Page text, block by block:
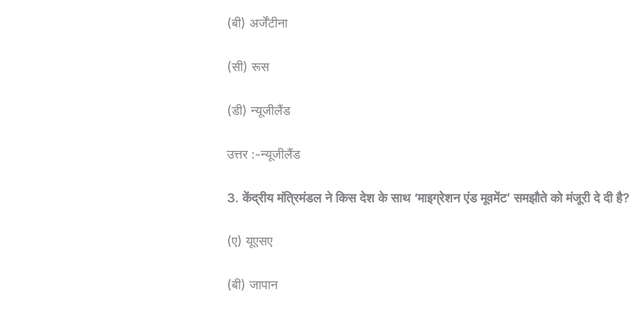
(बी) अर्जेंटीना
(सी) रूस
(डी) न्यूजीलैंड
उत्तर :-न्यूजीलैंड
3. केंद्रीय मंत्रिमंडल ने किस देश के साथ ‘माइग्रेशन एंड मूवमेंट’ समझौते को मंजूरी दे दी है?
(ए) यूएसए
(बी) जापान